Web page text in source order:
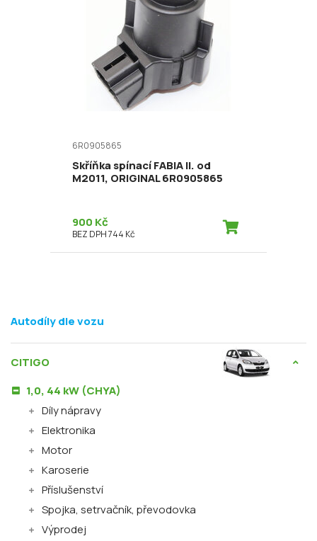
6R0905865
Skříňka spínací FABIA II. od
M2011, ORIGINAL 6R0905865
900 Kč
BEZ DPH 744 Kč
Autodíly dle vozu
CITIGO
1,0, 44 kW (CHYA)
Díly nápravy
Elektronika
Motor
Karoserie
Příslušenství
Spojka, setrvačník, převodovka
Výprodej